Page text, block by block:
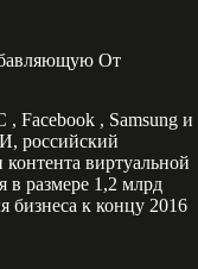
От
Facebook , Samsung и
российский
виртуальной
в размере 1,2 млрд
к концу 2016